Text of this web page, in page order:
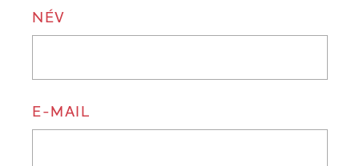
NÉV
E-MAIL